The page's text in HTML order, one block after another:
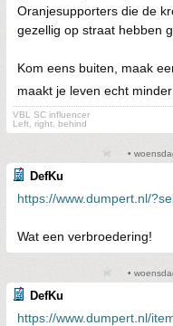
Oranjesupporters die de
gezellig op straat hebben
Kom eens buiten, maak
maakt je leven echt
VBL SC influencer
Left, right, behind
•
DefKu
https://www.dumpert.nl/
Wat een verbroedering!
•
DefKu
https://www.dumpert.nl/